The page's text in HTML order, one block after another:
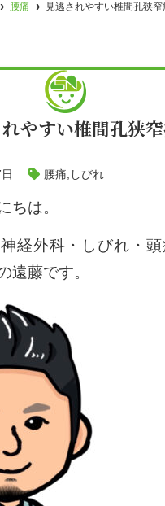
腰痛 見逃されやすい椎間孔狭窄
やすい椎間孔狭
腰痛 しびれ
ちは。
経外科・しびれ・頭
遠藤です。